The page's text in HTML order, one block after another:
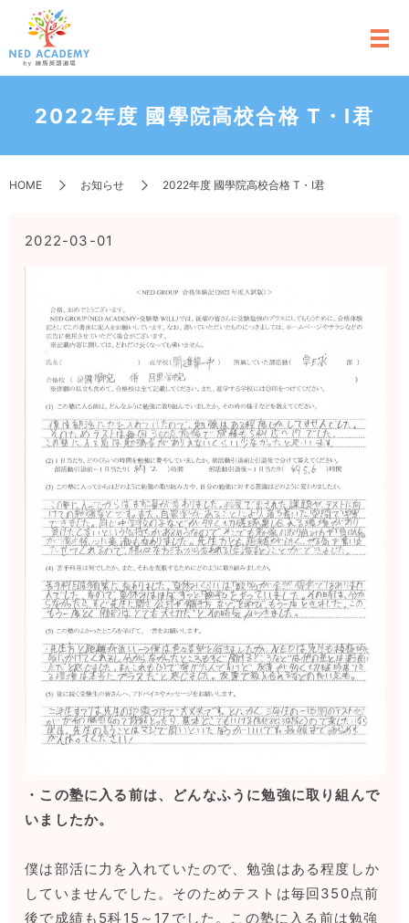
2022年度 國學院高校合格 T・I君
HOME お知らせ 2022年度 國學院高校合格 T・I君
2022-03-01
・この塾に入る前は、どんなふうに勉強に取り組んで
いましたか。
僕は部活に力を入れていたので、勉強はある程度しか
していませんでした。そのためテストは毎回350点前
後で成績も5科15～17でした。この塾に入る前は勉強